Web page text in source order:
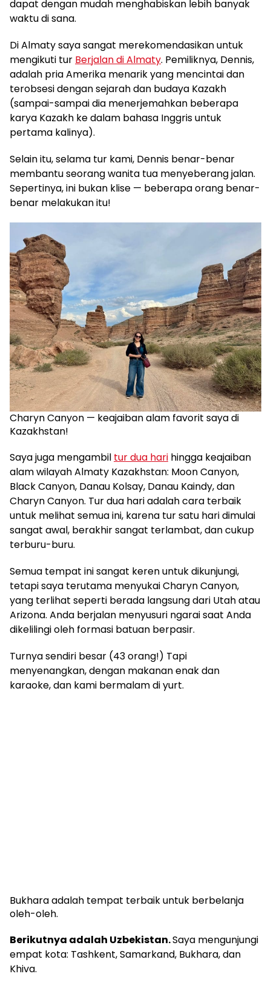
dapat dengan mudah menghabiskan lebih banyak
waktu di sana.
Di Almaty saya sangat merekomendasikan untuk
mengikuti tur Berjalan di Almaty. Pemiliknya, Dennis,
adalah pria Amerika menarik yang mencintai dan
terobsesi dengan sejarah dan budaya Kazakh
(sampai-sampai dia menerjemahkan beberapa
karya Kazakh ke dalam bahasa Inggris untuk
pertama kalinya).
Selain itu, selama tur kami, Dennis benar-benar
membantu seorang wanita tua menyeberang jalan.
Sepertinya, ini bukan klise — beberapa orang benar-
benar melakukan itu!
Charyn Canyon — keajaiban alam favorit saya di
Kazakhstan!
Saya juga mengambil tur dua hari hingga keajaiban
alam wilayah Almaty Kazakhstan: Moon Canyon,
Black Canyon, Danau Kolsay, Danau Kaindy, dan
Charyn Canyon. Tur dua hari adalah cara terbaik
untuk melihat semua ini, karena tur satu hari dimulai
sangat awal, berakhir sangat terlambat, dan cukup
terburu-buru.
Semua tempat ini sangat keren untuk dikunjungi,
tetapi saya terutama menyukai Charyn Canyon,
yang terlihat seperti berada langsung dari Utah atau
Arizona. Anda berjalan menyusuri ngarai saat Anda
dikelilingi oleh formasi batuan berpasir.
Turnya sendiri besar (43 orang!) Tapi
menyenangkan, dengan makanan enak dan
karaoke, dan kami bermalam di yurt.
Bukhara adalah tempat terbaik untuk berbelanja
oleh-oleh.
Berikutnya adalah Uzbekistan.Saya mengunjungi
empat kota: Tashkent, Samarkand, Bukhara, dan
Khiva.